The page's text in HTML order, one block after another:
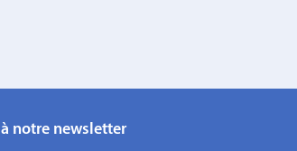
notre newsletter